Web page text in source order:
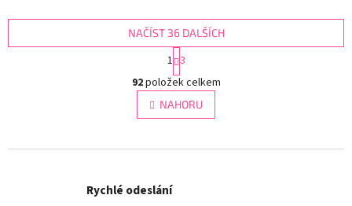
posypu se skládá z malých...
posypu se skládá z malých...
O
v
l
á
a
NAČÍST 36 DALŠÍCH
S
t
r
á
n
k
v
1 3
92položek celkem
NAHORU
Rychlé odeslání